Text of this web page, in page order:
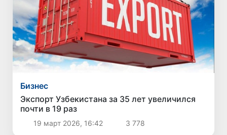
Бизнес
Экспорт Узбекистана за 35 лет увеличился
почти в 19 раз
19 март 2026, 16:42 3 778